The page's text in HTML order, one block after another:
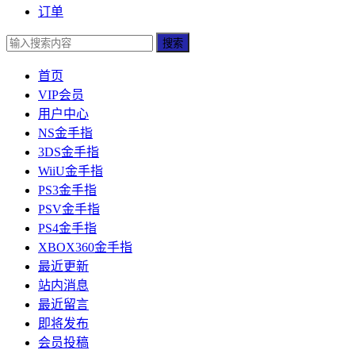
订单
搜索
首页
VIP会员
用户中心
NS金手指
3DS金手指
WiiU金手指
PS3金手指
PSV金手指
PS4金手指
XBOX360金手指
最近更新
站内消息
最近留言
即将发布
会员投稿